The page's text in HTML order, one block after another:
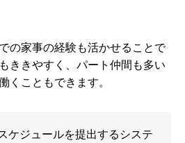
の家事の経験も活かせることで
ききやすく、パート仲間も多い
くこともできます。
ケジュールを提出するシステ